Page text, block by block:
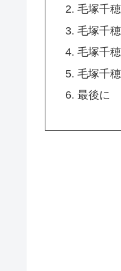
毛塚千
毛塚千
毛塚千
毛塚千
最後に